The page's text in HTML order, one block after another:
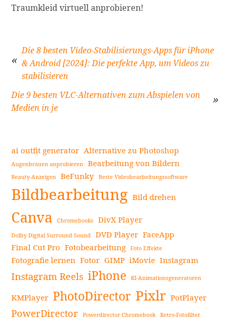
Traumkleid virtuell anprobieren!
Beitragsnavigation
Die 8 besten Video-Stabilisierungs-Apps für iPhone
& Android [2024]: Die perfekte App, um Videos zu
stabilisieren
Die 9 besten VLC-Alternativen zum Abspielen von
Medien in je
Seitenleiste
ai outfit generator Alternative zu Photoshop
Augenbrauen anprobieren Bearbeitung von Bildern
Beauty-Anzeigen BeFunky Beste Videobearbeitungssoftware
Bildbearbeitung Bild drehen
Canva Chromebooks DivX Player
Dolby Digital Surround Sound DVD Player FaceApp
Final Cut Pro Fotobearbeitung Foto Effekte
Fotografie lernen Fotor GIMP iMovie Instagram
Instagram Reels iPhone KI-Animationsgeneratoren
KMPlayer PhotoDirector Pixlr PotPlayer
PowerDirector Powerdirector Chromebook Retro-Fotofilter